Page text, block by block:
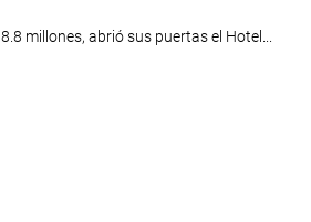
millones, abrió sus puertas el Hotel...